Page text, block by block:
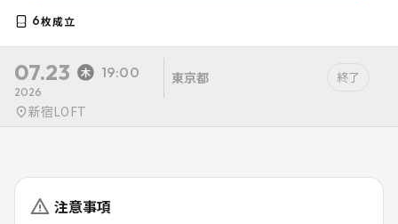
6枚成立
07.23 19:00
2026
東京都 終了
新宿LOFT
注意事項